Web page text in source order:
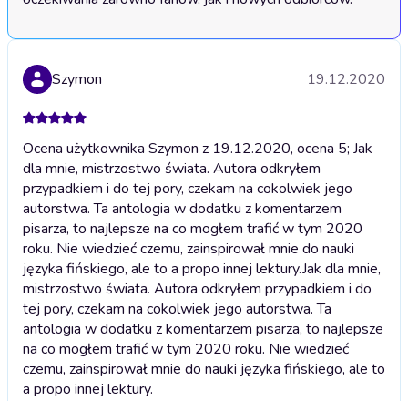
Szymon 19.12.2020
Ocena użytkownika Szymon z 19.12.2020, ocena 5; Jak
dla mnie, mistrzostwo świata. Autora odkryłem
przypadkiem i do tej pory, czekam na cokolwiek jego
autorstwa. Ta antologia w dodatku z komentarzem
pisarza, to najlepsze na co mogłem trafić w tym 2020
roku. Nie wiedzieć czemu, zainspirował mnie do nauki
języka fińskiego, ale to a propo innej lektury.Jak dla mnie,
mistrzostwo świata. Autora odkryłem przypadkiem i do
tej pory, czekam na cokolwiek jego autorstwa. Ta
antologia w dodatku z komentarzem pisarza, to najlepsze
na co mogłem trafić w tym 2020 roku. Nie wiedzieć
czemu, zainspirował mnie do nauki języka fińskiego, ale to
a propo innej lektury.